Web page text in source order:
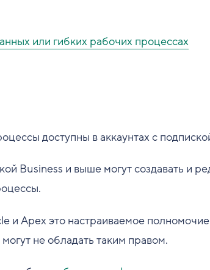
или гибких рабочих процессах
доступны в аккаунтах с
Business и выше могут создавать и
и Apex это настраиваемое
не обладать таким правом.